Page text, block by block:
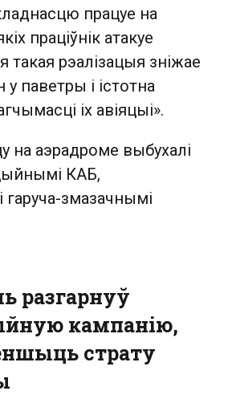
працуе на
праціўнік атакуе
такая рэалізацыя зніжае
у паветры і істотна
іх авіяцыі».
на аэрадроме выбухалі
КАБ,
гаруча-змазачнымі
разгарнуў
кампанію,
страту